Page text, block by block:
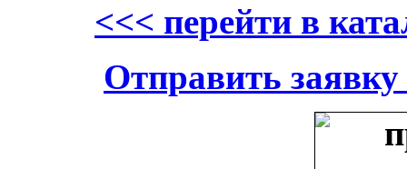
<<< перейти в
Отправить